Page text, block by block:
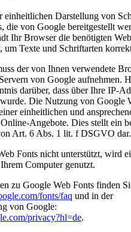
einheitlichen Darstellung von
die von Google bereitgestellt
Ihr Browser die benötigten
um Texte und Schriftarten
der von Ihnen verwendete
von Google aufnehmen.
darüber, dass über Ihre IP-
Die Nutzung von Google
einheitlichen und
Angebote. Dies stellt ein
Art. 6 Abs. 1 lit. f DSGVO dar.
Fonts nicht unterstützt, wird
Computer genutzt.
zu Google Web Fonts finden
fonts/faq und in der
von Google:
privacy?hl=de.